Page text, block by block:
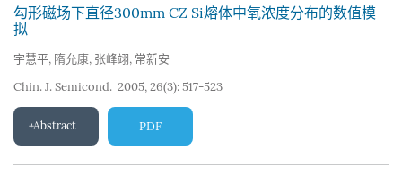
勾形磁场下直径300mm CZ Si熔体中氧浓度分布的数值模
拟
宇慧平, 隋允康, 张峰翊, 常新安
Chin. J. Semicond. 2005, 26(3): 517-523
Abstract PDF